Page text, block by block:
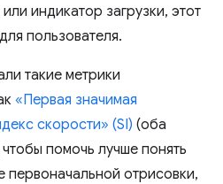
индикатор загрузки, этот
пользователя.
такие метрики
«Первая значимая
скорости» (SI) (оба
помочь лучше понять
первоначальной отрисовки,